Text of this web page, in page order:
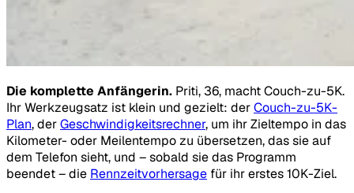
Die komplette Anfängerin. Priti, 36, macht Couch-zu-5K.
Ihr Werkzeugsatz ist klein und gezielt: derCouch-zu-5K-
Plan, derGeschwindigkeitsrechner, um ihr Zieltempo in das
Kilometer- oder Meilentempo zu übersetzen, das sie auf
dem Telefon sieht, und – sobald sie das Programm
beendet – die Rennzeitvorhersage für ihr erstes 10K-Ziel.